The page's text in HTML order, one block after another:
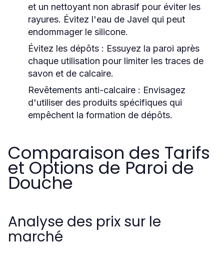
et un nettoyant non abrasif pour éviter les
rayures. Évitez l'eau de Javel qui peut
endommager le silicone.
Évitez les dépôts : Essuyez la paroi après
chaque utilisation pour limiter les traces de
savon et de calcaire.
Revêtements anti-calcaire : Envisagez
d'utiliser des produits spécifiques qui
empêchent la formation de dépôts.
Comparaison des Tarifs
et Options de Paroi de
Douche
Analyse des prix sur le
marché